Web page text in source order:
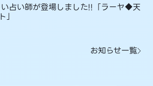
占い師が登場しました!!「ラーヤ◆天
お知らせ一覧